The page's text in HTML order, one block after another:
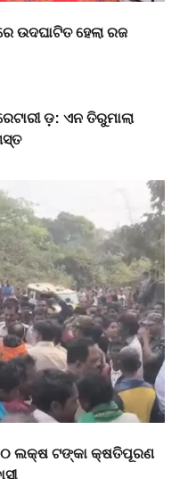
ଉଦଘାଟିତ ହେଲା ରଜ
ଡ଼: ଏନ ତିରୁମାଲା
ଲକ୍ଷ ଟଙ୍କା କ୍ଷତିପୂରଣ